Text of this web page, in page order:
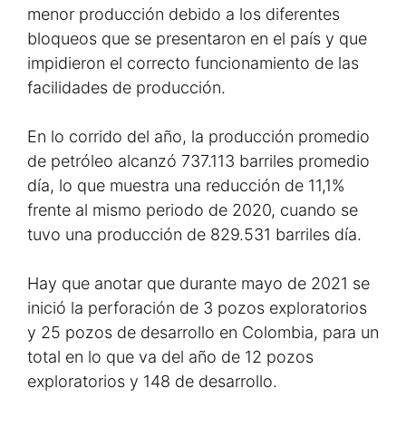
menor producción debido a los diferentes
bloqueos que se presentaron en el país y que
impidieron el correcto funcionamiento de las
facilidades de producción.
En lo corrido del año, la producción promedio
de petróleo alcanzó 737.113 barriles promedio
día, lo que muestra una reducción de 11,1%
frente al mismo periodo de 2020, cuando se
tuvo una producción de 829.531 barriles día.
Hay que anotar que durante mayo de 2021 se
inició la perforación de 3 pozos exploratorios
y 25 pozos de desarrollo en Colombia, para un
total en lo que va del año de 12 pozos
exploratorios y 148 de desarrollo.